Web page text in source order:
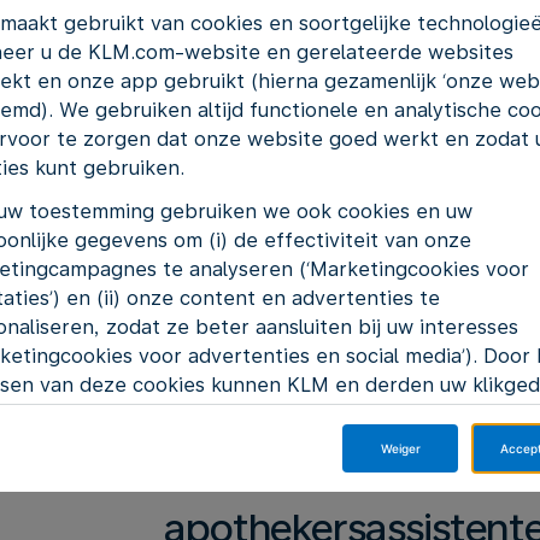
Airport Medical
onderdeel van KLM
zich in het hart van
komen dag en
Schiphol en
voor medische hulp.
apotheekzorg en
met een team van
gebruikt van cookies en soortgelijke
u de KLM.com-website en gerelateerde websites
en onze app gebruikt (hierna gezamenlijk ‘onze
We gebruiken altijd functionele en analytische
te zorgen dat onze website goed werkt en zodat
kunt gebruiken.
toestemming gebruiken we ook cookies en uw
gegevens om (i) de effectiviteit van onze
te analyseren (‘Marketingcookies voor
en (ii) onze content en advertenties te
zodat ze beter aansluiten bij uw interesses
voor advertenties en social media’). Door
van deze cookies kunnen KLM en derden uw
op 'Accepteer' klikt, stemt u in met het plaatsen van
cookies. Als u op 'Weiger' klikt, plaatsen wij enkel
en analytische cookies. U kunt op ieder moment
Weiger